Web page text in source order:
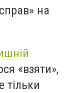
на
«взяти»,
тільки